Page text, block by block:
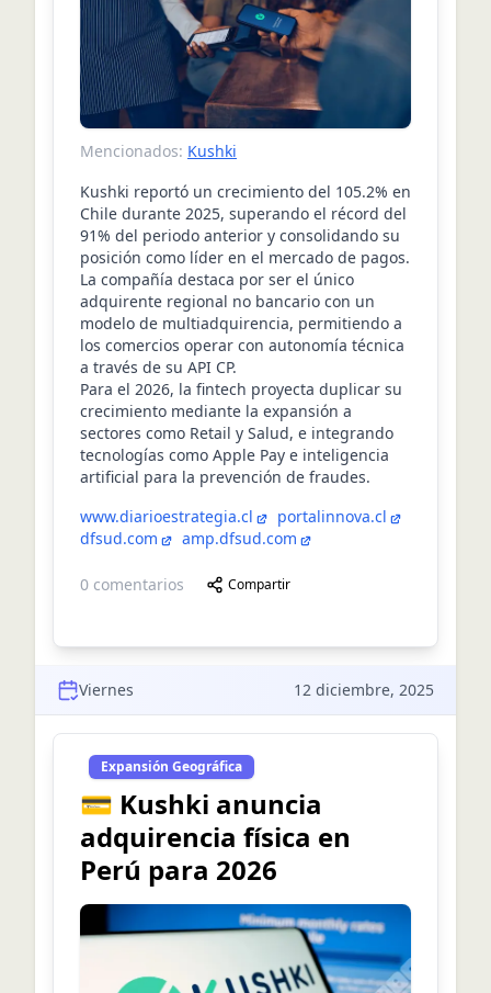
Mencionados: Kushki
Kushki reportó un crecimiento del 105.2% en
Chile durante 2025, superando el récord del
91% del periodo anterior y consolidando su
posición como líder en el mercado de pagos.
La compañía destaca por ser el único
adquirente regional no bancario con un
modelo de multiadquirencia, permitiendo a
los comercios operar con autonomía técnica
a través de su API CP.
Para el 2026, la fintech proyecta duplicar su
crecimiento mediante la expansión a
sectores como Retail y Salud, e integrando
tecnologías como Apple Pay e inteligencia
artificial para la prevención de fraudes.
www.diarioestrategia.cl
portalinnova.cl
dfsud.com
amp.dfsud.com
0 comentarios Compartir
Viernes 12 diciembre, 2025
Expansión Geográfica
💳 Kushki anuncia
adquirencia física en
Perú para 2026